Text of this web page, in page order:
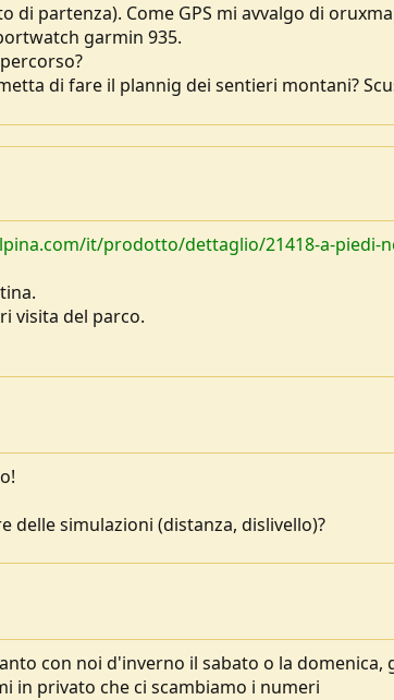
partenza). Come GPS mi avvalgo di
garmin 935.
di fare il plannig dei sentieri montani?
it/prodotto/dettaglio/21418-a-piedi-
visita del parco.
delle simulazioni (distanza, dislivello)?
con noi d'inverno il sabato o la domenica,
in privato che ci scambiamo i numeri